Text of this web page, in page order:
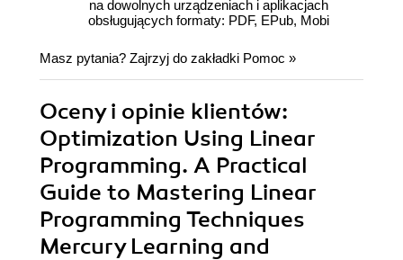
na dowolnych urządzeniach i aplikacjach
obsługujących formaty: PDF, EPub, Mobi
Masz pytania? Zajrzyj do zakładki Pomoc »
Oceny i opinie klientów:
Optimization Using Linear
Programming. A Practical
Guide to Mastering Linear
Programming Techniques
Mercury Learning and